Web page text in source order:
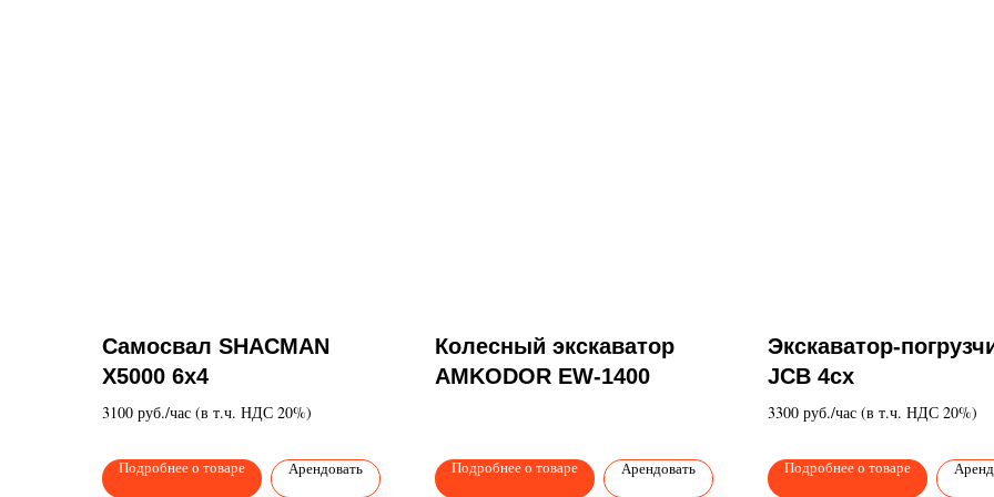
Самосвал SHACMAN
X5000 6х4
3100 руб./час (в т.ч. НДС 20%)
Подробнее о товаре Арендовать
Колесный экскаватор
AMKODOR EW-1400
Подробнее о товаре Арендовать
Экскаватор-
JCB 4cx
3300 руб./час (в т.ч. НДС 20%)
Подробнее о товаре